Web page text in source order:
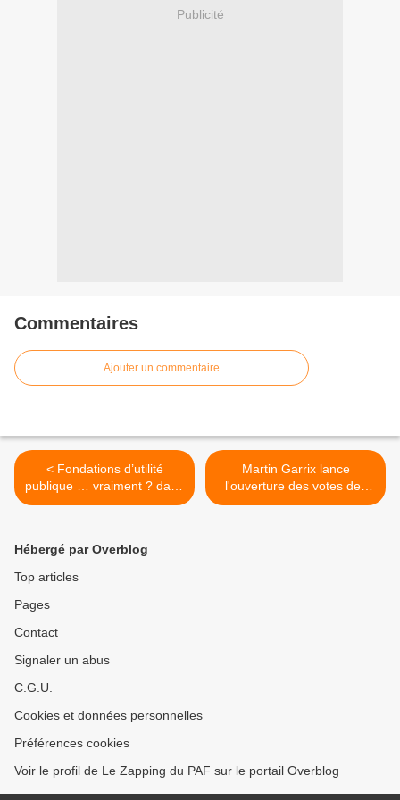
Publicité
Commentaires
Ajouter un commentaire
< Fondations d’utilité
publique … vraiment ? dans
"Spécial Investigation" ce
Martin Garrix lance
l'ouverture des votes des
NRJ DJ Awards 2016 >
Hébergé par Overblog
Top articles
Pages
Contact
Signaler un abus
C.G.U.
Cookies et données personnelles
Préférences cookies
Voir le profil de Le Zapping du PAF sur le portail Overblog